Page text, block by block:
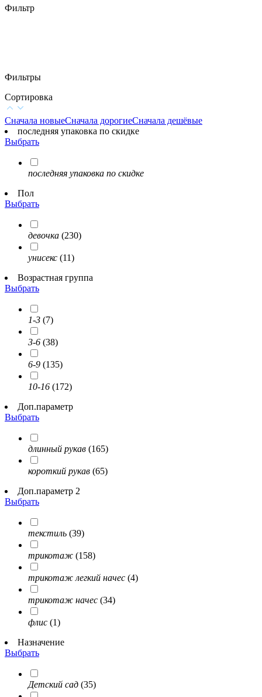
Фильтр
Фильтры
Сортировка
Сначала новыеСначала дорогиеСначала дешёвые
последняя упаковка по скидке
Выбрать
последняя упаковка по скидке
Пол
Выбрать
девочка (230)
унисекс (11)
Возрастная группа
Выбрать
1-3 (7)
3-6 (38)
6-9 (135)
10-16 (172)
Доп.параметр
Выбрать
длинный рукав (165)
короткий рукав (65)
Доп.параметр 2
Выбрать
текстиль (39)
трикотаж (158)
трикотаж легкий начес (4)
трикотаж начес (34)
флис (1)
Назначение
Выбрать
Детский сад (35)